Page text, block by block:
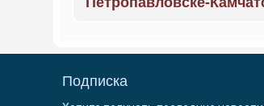
Подписка